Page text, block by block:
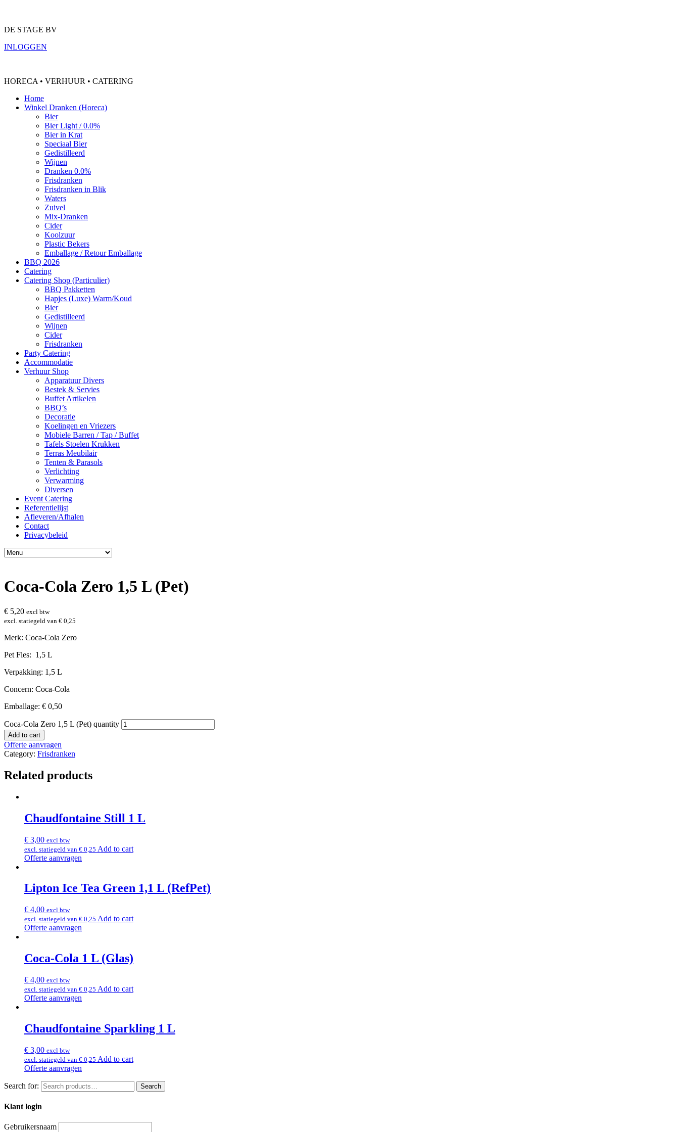
DE STAGE BV
INLOGGEN
HORECA • VERHUUR • CATERING
Home
Winkel Dranken (Horeca)
Bier
Bier Light / 0.0%
Bier in Krat
Speciaal Bier
Gedistilleerd
Wijnen
Dranken 0.0%
Frisdranken
Frisdranken in Blik
Waters
Zuivel
Mix-Dranken
Cider
Koolzuur
Plastic Bekers
Emballage / Retour Emballage
BBQ 2026
Catering
Catering Shop (Particulier)
BBQ Pakketten
Hapjes (Luxe) Warm/Koud
Bier
Gedistilleerd
Wijnen
Cider
Frisdranken
Party Catering
Accommodatie
Verhuur Shop
Apparatuur Divers
Bestek & Servies
Buffet Artikelen
BBQ’s
Decoratie
Koelingen en Vriezers
Mobiele Barren / Tap / Buffet
Tafels Stoelen Krukken
Terras Meubilair
Tenten & Parasols
Verlichting
Verwarming
Diversen
Event Catering
Referentielijst
Afleveren/Afhalen
Contact
Privacybeleid
Coca-Cola Zero 1,5 L (Pet)
€ 5,20 excl btw
excl. statiegeld van € 0,25
Merk: Coca-Cola Zero
Pet Fles: 1,5 L
Verpakking: 1,5 L
Concern: Coca-Cola
Emballage: € 0,50
Coca-Cola Zero 1,5 L (Pet) quantity
Add to cart
Offerte aanvragen
Category: Frisdranken
Related products
Chaudfontaine Still 1 L
€ 3,00 excl btw
excl. statiegeld van € 0,25 Add to cart
Offerte aanvragen
Lipton Ice Tea Green 1,1 L (RefPet)
€ 4,00 excl btw
excl. statiegeld van € 0,25 Add to cart
Offerte aanvragen
Coca-Cola 1 L (Glas)
€ 4,00 excl btw
excl. statiegeld van € 0,25 Add to cart
Offerte aanvragen
Chaudfontaine Sparkling 1 L
€ 3,00 excl btw
excl. statiegeld van € 0,25 Add to cart
Offerte aanvragen
Search for: Search
Klant login
Gebruikersnaam